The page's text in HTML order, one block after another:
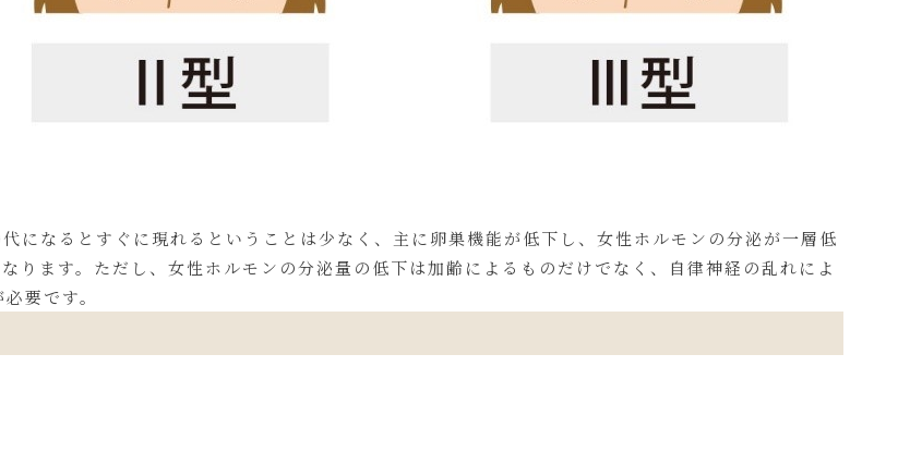
になるとすぐに現れるということは少なく、主に卵巣機能が低下し、女性ホルモンの分泌が一層低
ります。ただし、女性ホルモンの分泌量の低下は加齢によるものだけでなく、自律神経の乱れによ
要です。